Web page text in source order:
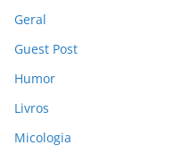
Geral
Guest Post
Humor
Livros
Micologia